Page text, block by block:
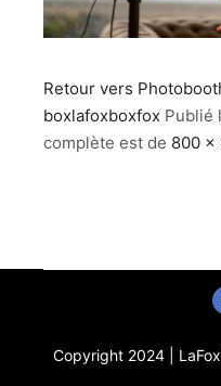
Retour vers
boxlafoxboxfox Publié
complète est de 800 ×
Copyright 2024 |